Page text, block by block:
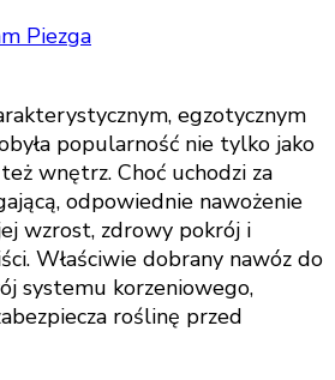
Piezga
egzotycznym
popularność nie tylko jako
wnętrz. Choć uchodzi za
odpowiednie nawożenie
wzrost, zdrowy pokrój i
Właściwie dobrany nawóz do
systemu korzeniowego,
roślinę przed